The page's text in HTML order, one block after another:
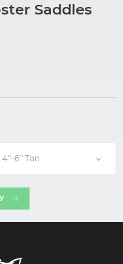
Saddles
6'' Tan